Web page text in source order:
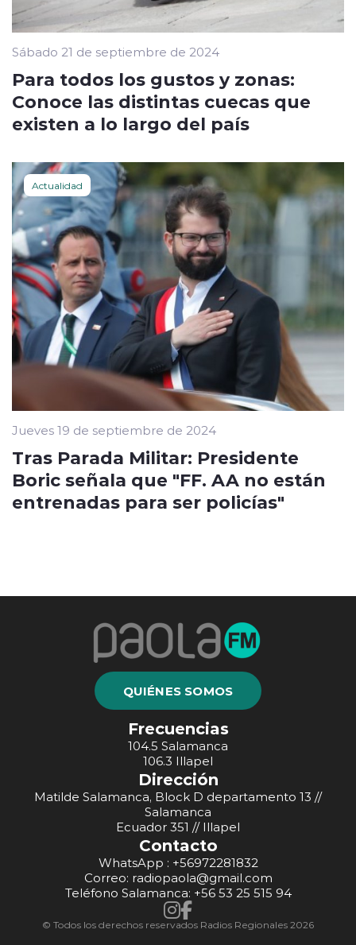
Sábado 21 de septiembre de 2024
Para todos los gustos y zonas:
Conoce las distintas cuecas que
existen a lo largo del país
Actualidad
Jueves 19 de septiembre de 2024
Tras Parada Militar: Presidente
Boric señala que "FF. AA no están
entrenadas para ser policías"
QUIÉNES SOMOS
Frecuencias
104.5 Salamanca
106.3 Illapel
Dirección
Matilde Salamanca, Block D departamento 13 //
Salamanca
Ecuador 351 // Illapel
Contacto
WhatsApp : +56972281832
Correo: radiopaola@gmail.com
Teléfono Salamanca: +56 53 25 515 94
© Todos los derechos reservados Radios Regionales 2026